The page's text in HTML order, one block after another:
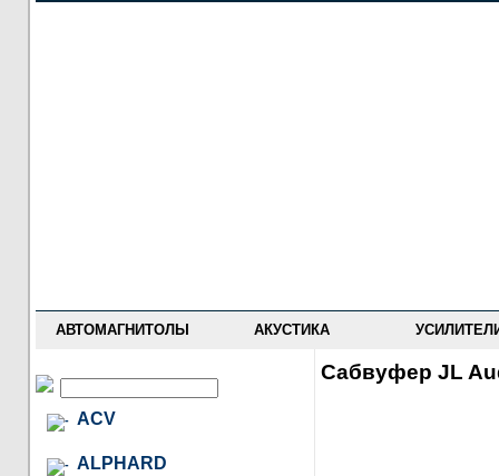
АВТОМАГНИТОЛЫ АКУСТИКА
ACV
ALPHARD
Сабвуфер JL